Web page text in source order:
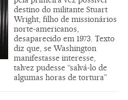
destino do militante Stuart
Wright, filho de missionários
norte-americanos,
desaparecido em 1973. Texto
diz que, se Washington
manifestasse interesse,
talvez pudesse “salvá-lo de
algumas horas de tortura”